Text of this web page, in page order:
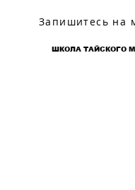
ШКОЛА ТАЙСКОГО
ЮРИЯ
Запишитесь на